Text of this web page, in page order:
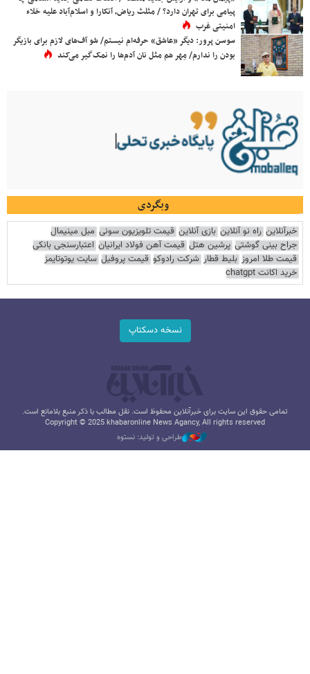
پیامی برای تهران دارد؟ / مثلث ریاض، آنکارا و اسلام‌آباد علیه خلاء
امنیتی غرب
سوسن پرور: دیگر «عاشق» حرفه‌ام نیستم/ شو آف‌های لازم برای بازیگر
بودن را ندارم/ مِهر هم مثل نان آدم‌ها را نمک‌گیر می‌کند
وبگردی
خبرآنلاین راه نو آنلاین بازی آنلاین قیمت تلویزیون سونی مبل مینیمال
جراح بینی گوشتی پرشین هتل قیمت آهن فولاد ایرانیان اعتبارسنجی بانکی
قیمت طلا امروز بلیط قطار شرکت رادوکو قیمت پروفیل سایت یوتوتایمز
خرید اکانت chatgpt
نسخه دسکتاپ
تمامی حقوق این سایت برای خبرآنلاین محفوظ است. نقل مطالب با ذکر منبع بلامانع است.
Copyright © 2025 khabaronline News Agancy, All rights reserved
طراحی و تولید: نستوه